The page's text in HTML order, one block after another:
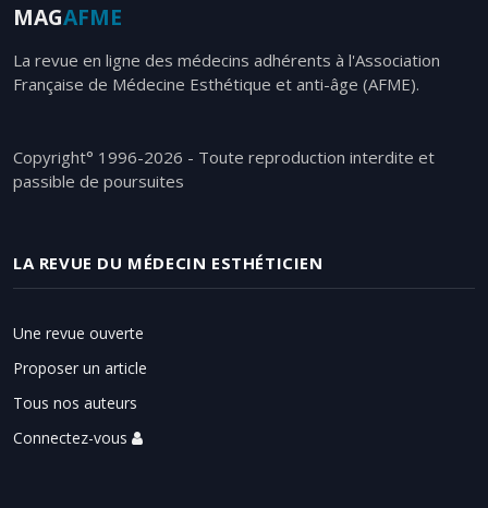
MAGAFME
La revue en ligne des médecins adhérents à l'Association
Française de Médecine Esthétique et anti-âge (AFME).
Copyright° 1996-2026 - Toute reproduction interdite et
passible de poursuites
LA REVUE DU MÉDECIN ESTHÉTICIEN
Une revue ouverte
Proposer un article
Tous nos auteurs
Connectez-vous